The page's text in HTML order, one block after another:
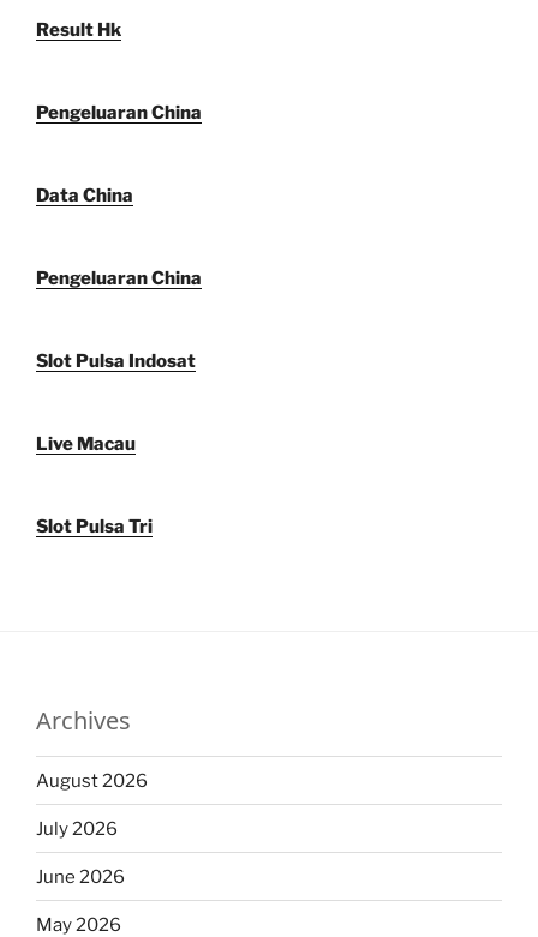
Result Hk
Pengeluaran China
Data China
Pengeluaran China
Slot Pulsa Indosat
Live Macau
Slot Pulsa Tri
Archives
August 2026
July 2026
June 2026
May 2026